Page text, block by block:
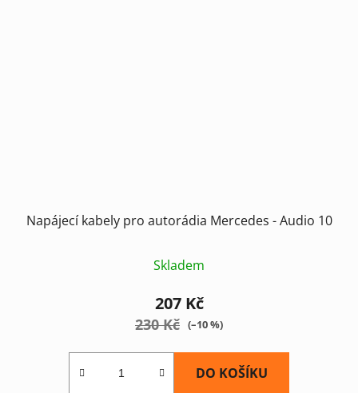
Napájecí kabely pro autorádia Mercedes - Audio 10
Skladem
207 Kč
230 Kč (–10 %)
DO KOŠÍKU